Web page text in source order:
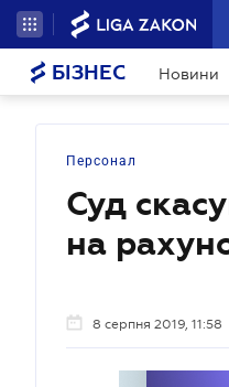
БІЗНЕС Новини
Персонал
Суд
на
8 серпня 2019, 11:58